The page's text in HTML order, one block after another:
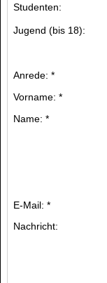
Studenten:
Jugend (bis 18):
Anrede: *
Vorname: *
Name: *
E-Mail: *
Nachricht: